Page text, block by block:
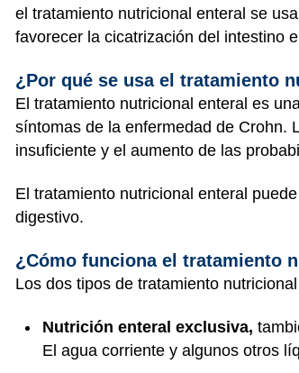
el tratamiento nutricional enteral se
favorecer la cicatrización del intestino
¿Por qué se usa el tratamiento
El tratamiento nutricional enteral es
síntomas de la enfermedad de Crohn.
insuficiente y el aumento de las
El tratamiento nutricional enteral
digestivo.
¿Cómo funciona el tratamiento
Los dos tipos de tratamiento
Nutrición enteral exclusiva,
El agua corriente y algunos otros